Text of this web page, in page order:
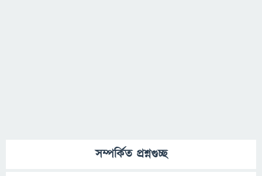
সম্পর্কিত প্রশ্নগুচ্ছ